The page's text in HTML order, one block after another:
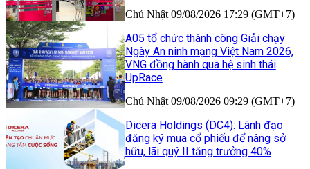
Chủ Nhật 09/08/2026 17:29 (GMT+7)
A05 tổ chức thành công Giải chạy
Ngày An ninh mạng Việt Nam 2026,
VNG đồng hành qua hệ sinh thái
UpRace
Chủ Nhật 09/08/2026 09:29 (GMT+7)
Dicera Holdings (DC4): Lãnh đạo
đăng ký mua cổ phiếu để nâng sở
hữu, lãi quý II tăng trưởng 40%